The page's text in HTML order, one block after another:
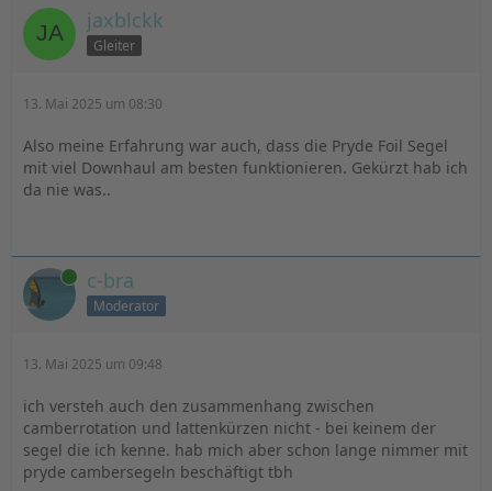
jaxblckk
Gleiter
13. Mai 2025 um 08:30
Also meine Erfahrung war auch, dass die Pryde Foil Segel
mit viel Downhaul am besten funktionieren. Gekürzt hab ich
da nie was..
Online c-bra
Moderator
13. Mai 2025 um 09:48
ich versteh auch den zusammenhang zwischen
camberrotation und lattenkürzen nicht - bei keinem der
segel die ich kenne. hab mich aber schon lange nimmer mit
pryde cambersegeln beschäftigt tbh